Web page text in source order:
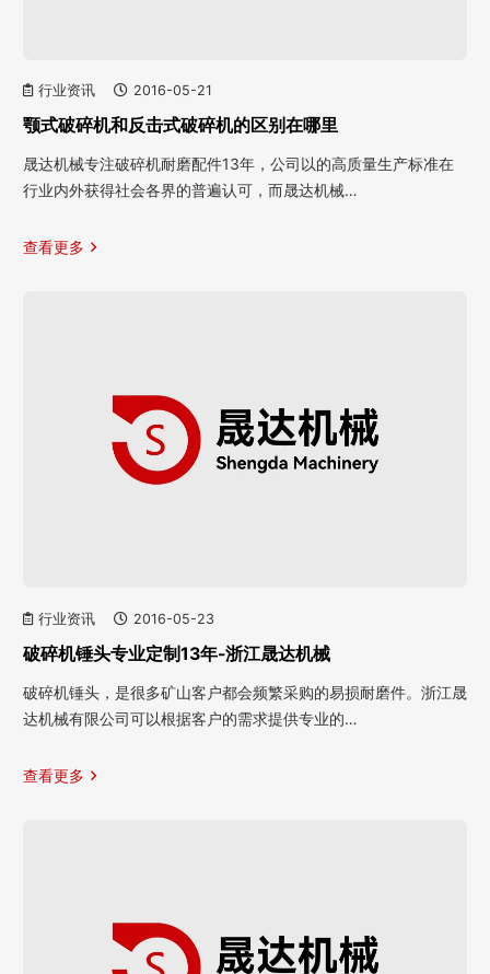
行业资讯 2016-05-21
颚式破碎机和反击式破碎机的区别在哪里
晟达机械专注破碎机耐磨配件13年，公司以的高质量生产标准在
行业内外获得社会各界的普遍认可，而晟达机械…
查看更多
行业资讯 2016-05-23
破碎机锤头专业定制13年-浙江晟达机械
破碎机锤头，是很多矿山客户都会频繁采购的易损耐磨件。浙江晟
达机械有限公司可以根据客户的需求提供专业的…
查看更多